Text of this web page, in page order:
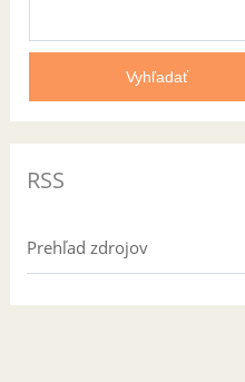
RSS
Prehľad zdrojov